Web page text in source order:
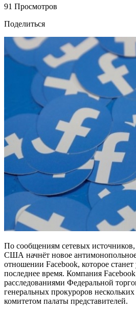
91 Просмотров
Поделиться
По сообщениям сетевых
США начнёт новое антимонопольное
отношении Facebook, которое
последнее время. Компания
расследованиями Федеральной
генеральных прокуроров
комитетом палаты представителей.